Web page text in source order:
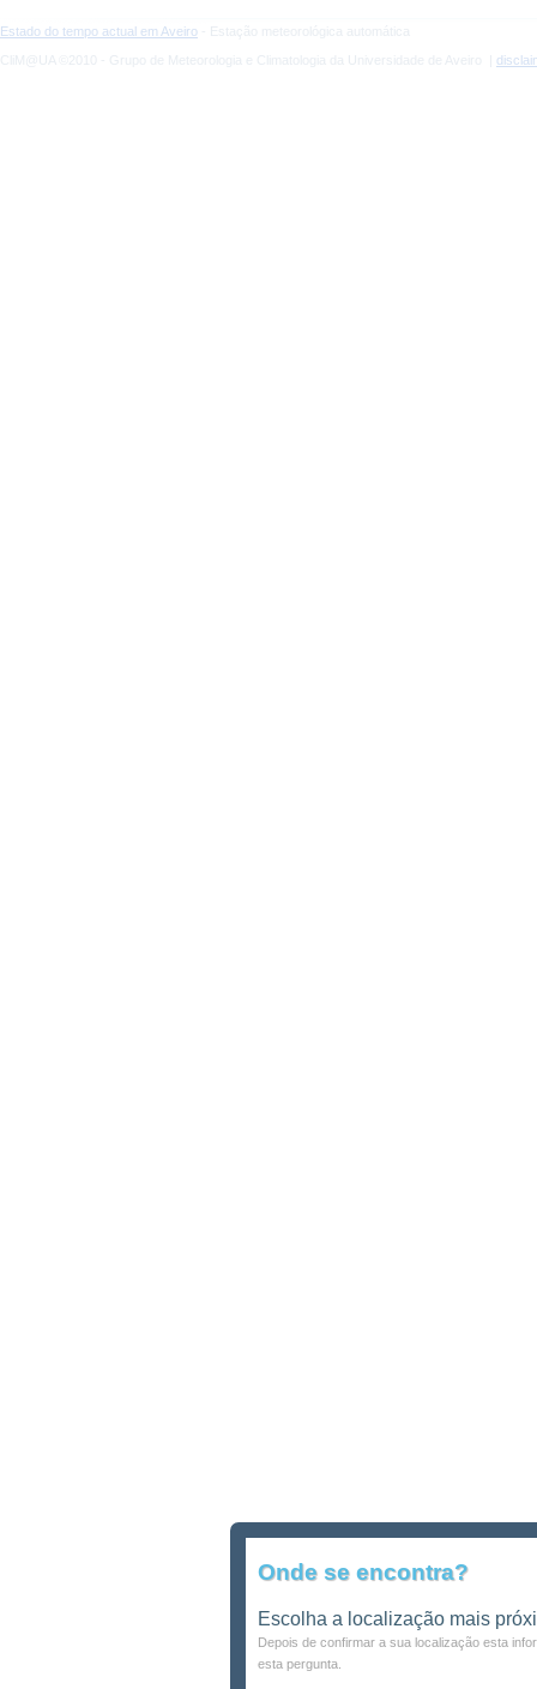
Estado do tempo actual em Aveiro - Estação meteorológica automática
CliM@UA ©2010 - Grupo de Meteorologia e Climatologia da Universidade de Aveiro |
Onde se encontra?
Escolha a localização mais
Depois de confirmar a sua localização esta
esta pergunta.